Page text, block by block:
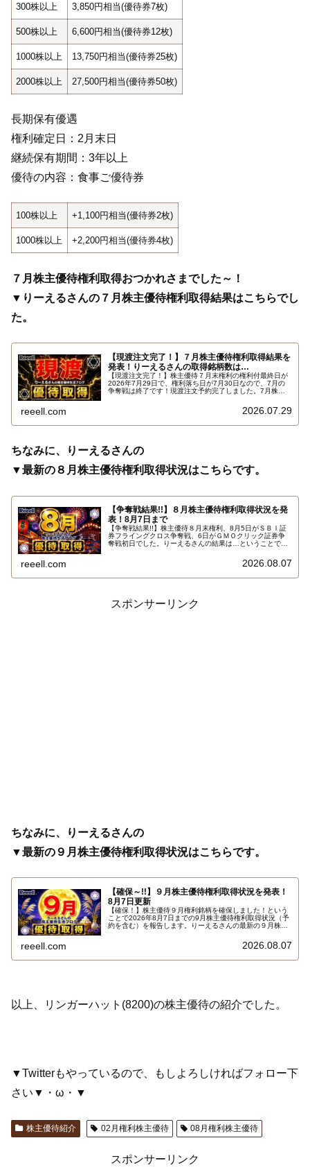
300株以上 3,850円相当(優待券7枚)
500株以上 6,600円相当(優待券12枚)
1000株以上 13,750円相当(優待券25枚)
2000株以上 27,500円相当(優待券50枚)
長期保有優遇
権利確定日：2月末日
継続保有期間：3年以上
優待の内容：食事ご優待券
100株以上 +1,100円相当(優待券2枚)
1000株以上 +2,200円相当(優待券4枚)
７月株主優待権利取得おつかれさまでした～！
▼りーえるさんの７月株主優待権利取得結果はこちらでし
た。
【現渡注文完了！】７月株主優待権利取得結果を
発表！りーえるさんの取得銘柄数は…
【現渡注文完了！】株主優待７月末権利の権利付最終日が
2026年7月29日で、権利落ち日が7月30日なので、7月の
争奪戦は終了です！現渡注文予約完了しました。7月株主
reeell.com 2026.07.29
ちなみに、りーえるさんの
▼最新の８月株主優待権利取得状況はこちらです。
【争奪戦結果!!】８月株主優待権利取得状況を発
表！8月7日まで
【争奪戦結果!!】株主優待８月末権利、8月5日がＳＢＩ証
券フライングクロス争奪戦、6日がＧＭＯクリック証券争
奪戦初日でした。りーえるさんの結果は…ということで、
含む）を報告します。最新の取得状況はこちらです…
reeell.com 2026.08.07
スポンサーリンク
ちなみに、りーえるさんの
▼最新の９月株主優待権利取得状況はこちらです。
【確保～!!】９月株主優待権利取得状況を発表！
8月7日更新
【確保！】株主優待９月権利銘柄を確保しました！という
ことで2026年8月7日までの9月株主優待権利取得状況（予
約を含む）を報告します。りーえるさんの最新の９月株主
reeell.com 2026.08.07
以上、リンガーハット(8200)の株主優待の紹介でした。
▼Twitterもやっているので、もしよろしければフォロー下
さい▼・ω・▼
株主優待紹介 02月権利株主優待 08月権利株主優待
スポンサーリンク